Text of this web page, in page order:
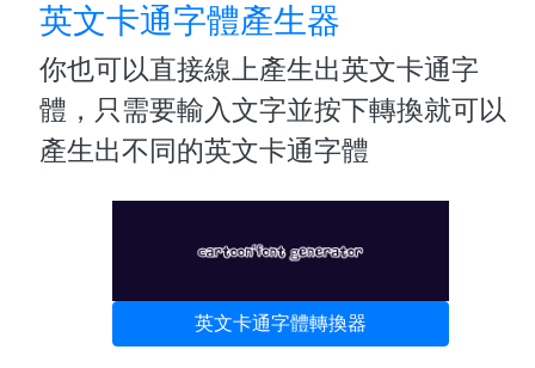
英文卡通字體產生器
你也可以直接線上產生出英文卡通字
體，只需要輸入文字並按下轉換就可以
產生出不同的英文卡通字體
英文卡通字體轉換器